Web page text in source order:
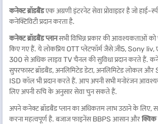
कनेक्ट ब्रॉडबैंडएक अग्रणी इंटरनेट सेवा प्रोवाइडर है जो हाई-
कनेक्टिविटी प्रदान करता है.
कनेक्ट ब्रॉडबैंड प्लानसभी विभिन्न प्रकार की आवश्यकताओं
किए गए हैं. ये लोकप्रिय OTT प्लेटफॉर्म जैसे ज़ी5, Sony liv,
300 से अधिक लाइव TV चैनल की सुविधा प्रदान करते हैं.
सुपरफास्ट ब्रॉडबैंड, अनलिमिटेड डेटा, अनलिमिटेड लोकल
ISD कॉल भी प्रदान करते हैं. आप अपनी सभी मनोरंजन
लिए अपनी रुचि के अनुसार सेवा चुन सकते हैं.
अपने कनेक्ट ब्रॉडबैंड प्लान का अधिकतम लाभ उठाने के लिए,
करना महत्वपूर्ण है. बजाज फाइनेंस BBPS आसान औरक्विक